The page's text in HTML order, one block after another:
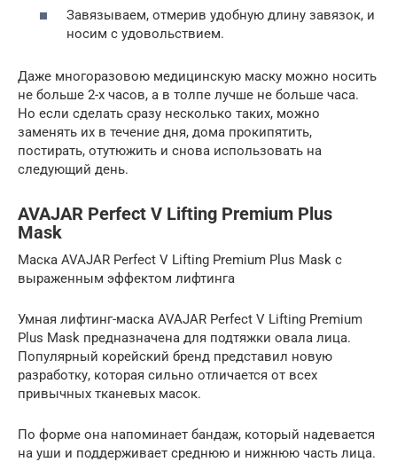
Завязываем, отмерив удобную длину завязок, и
носим с удовольствием.
Даже многоразовою медицинскую маску можно носить
не больше 2-х часов, а в толпе лучше не больше часа.
Но если сделать сразу несколько таких, можно
заменять их в течение дня, дома прокипятить,
постирать, отутюжить и снова использовать на
следующий день.
AVAJAR Perfect V Lifting Premium Plus
Mask
Маска AVAJAR Perfect V Lifting Premium Plus Mask с
выраженным эффектом лифтинга
Умная лифтинг-маска AVAJAR Perfect V Lifting Premium
Plus Mask предназначена для подтяжки овала лица.
Популярный корейский бренд представил новую
разработку, которая сильно отличается от всех
привычных тканевых масок.
По форме она напоминает бандаж, который надевается
на уши и поддерживает среднюю и нижнюю часть лица.